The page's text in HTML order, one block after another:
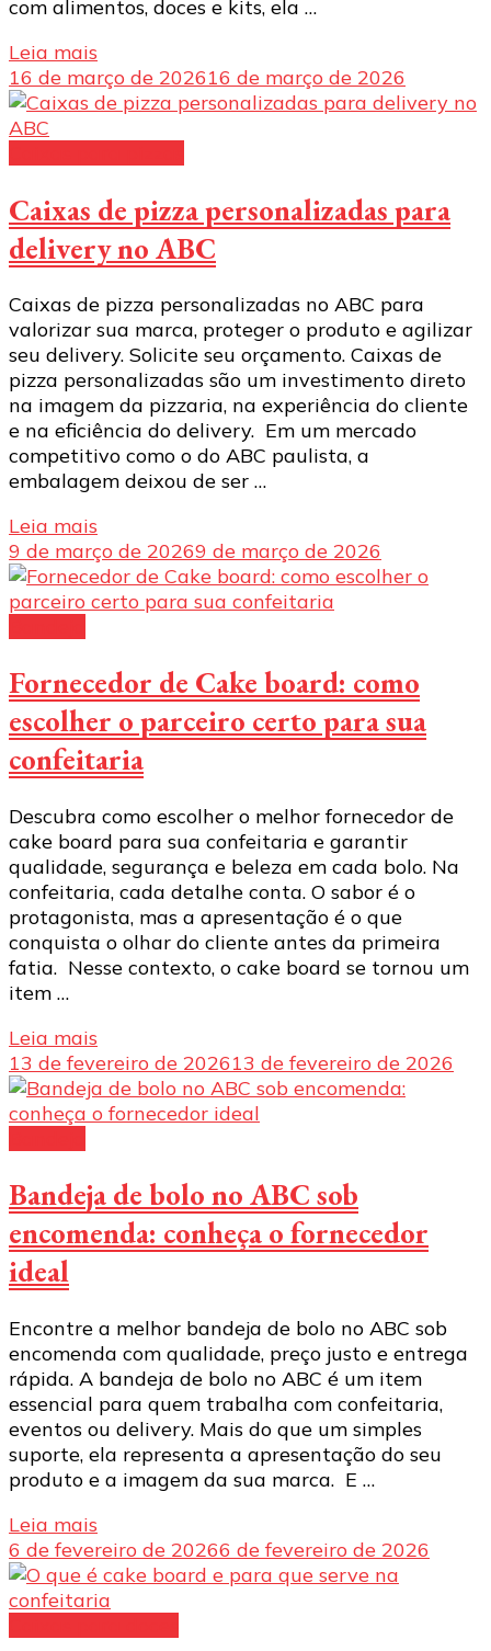
com alimentos, doces e kits, ela …
Leia mais
16 de março de 202616 de março de 2026
Caixas de pizza personalizadas para
delivery no ABC
Caixas de pizza personalizadas no ABC para
valorizar sua marca, proteger o produto e agilizar
seu delivery. Solicite seu orçamento. Caixas de
pizza personalizadas são um investimento direto
na imagem da pizzaria, na experiência do cliente
e na eficiência do delivery. Em um mercado
competitivo como o do ABC paulista, a
embalagem deixou de ser …
Leia mais
9 de março de 20269 de março de 2026
Fornecedor de Cake board: como
escolher o parceiro certo para sua
confeitaria
Descubra como escolher o melhor fornecedor de
cake board para sua confeitaria e garantir
qualidade, segurança e beleza em cada bolo. Na
confeitaria, cada detalhe conta. O sabor é o
protagonista, mas a apresentação é o que
conquista o olhar do cliente antes da primeira
fatia. Nesse contexto, o cake board se tornou um
item …
Leia mais
13 de fevereiro de 202613 de fevereiro de 2026
Bandeja de bolo no ABC sob
encomenda: conheça o fornecedor
ideal
Encontre a melhor bandeja de bolo no ABC sob
encomenda com qualidade, preço justo e entrega
rápida. A bandeja de bolo no ABC é um item
essencial para quem trabalha com confeitaria,
eventos ou delivery. Mais do que um simples
suporte, ela representa a apresentação do seu
produto e a imagem da sua marca. E …
Leia mais
6 de fevereiro de 20266 de fevereiro de 2026